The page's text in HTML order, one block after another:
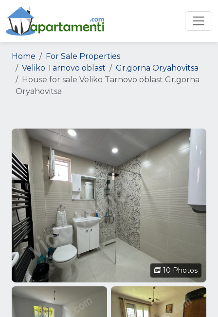
Home
For Sale Properties
Veliko Tarnovo oblast
Gr.gorna Oryahovitsa
House for sale Veliko Tarnovo oblast Gr.gorna
Oryahovitsa
10 Photos